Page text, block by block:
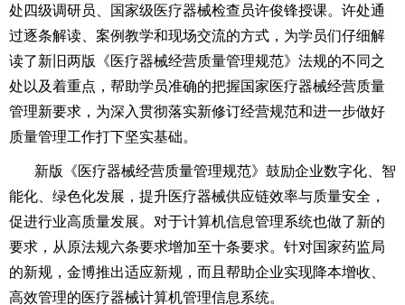
处四级调研员、国家级医疗器械检查员许俊锋授课。许处通
过逐条解读、案例教学和现场交流的方式，为学员们仔细解
读了新旧两版《医疗器械经营质量管理规范》法规的不同之
处以及着重点，帮助学员准确的把握国家医疗器械经营质量
管理新要求，为深入贯彻落实新修订经营规范和进一步做好
质量管理工作打下坚实基础。
新版《医疗器械经营质量管理规范》鼓励企业数字化、智
能化、绿色化发展，提升医疗器械供应链效率与质量安全，
促进行业高质量发展。对于计算机信息管理系统也做了新的
要求，从原法规六条要求增加至十条要求。针对国家药监局
的新规，金博推出适应新规，而且帮助企业实现降本增收、
高效管理的医疗器械计算机管理信息系统。